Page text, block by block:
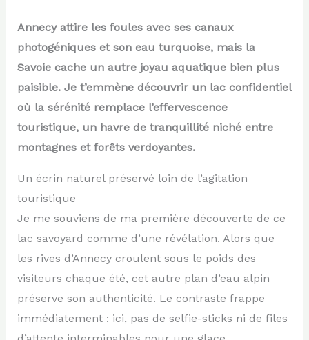
Annecy attire les foules avec ses canaux
photogéniques et son eau turquoise, mais la
Savoie cache un autre joyau aquatique bien plus
paisible. Je t’emmène découvrir un lac confidentiel
où la sérénité remplace l’effervescence
touristique, un havre de tranquillité niché entre
montagnes et forêts verdoyantes.
Un écrin naturel préservé loin de l’agitation
touristique
Je me souviens de ma première découverte de ce
lac savoyard comme d’une révélation. Alors que
les rives d’Annecy croulent sous le poids des
visiteurs chaque été, cet autre plan d’eau alpin
préserve son authenticité. Le contraste frappe
immédiatement : ici, pas de selfie-sticks ni de files